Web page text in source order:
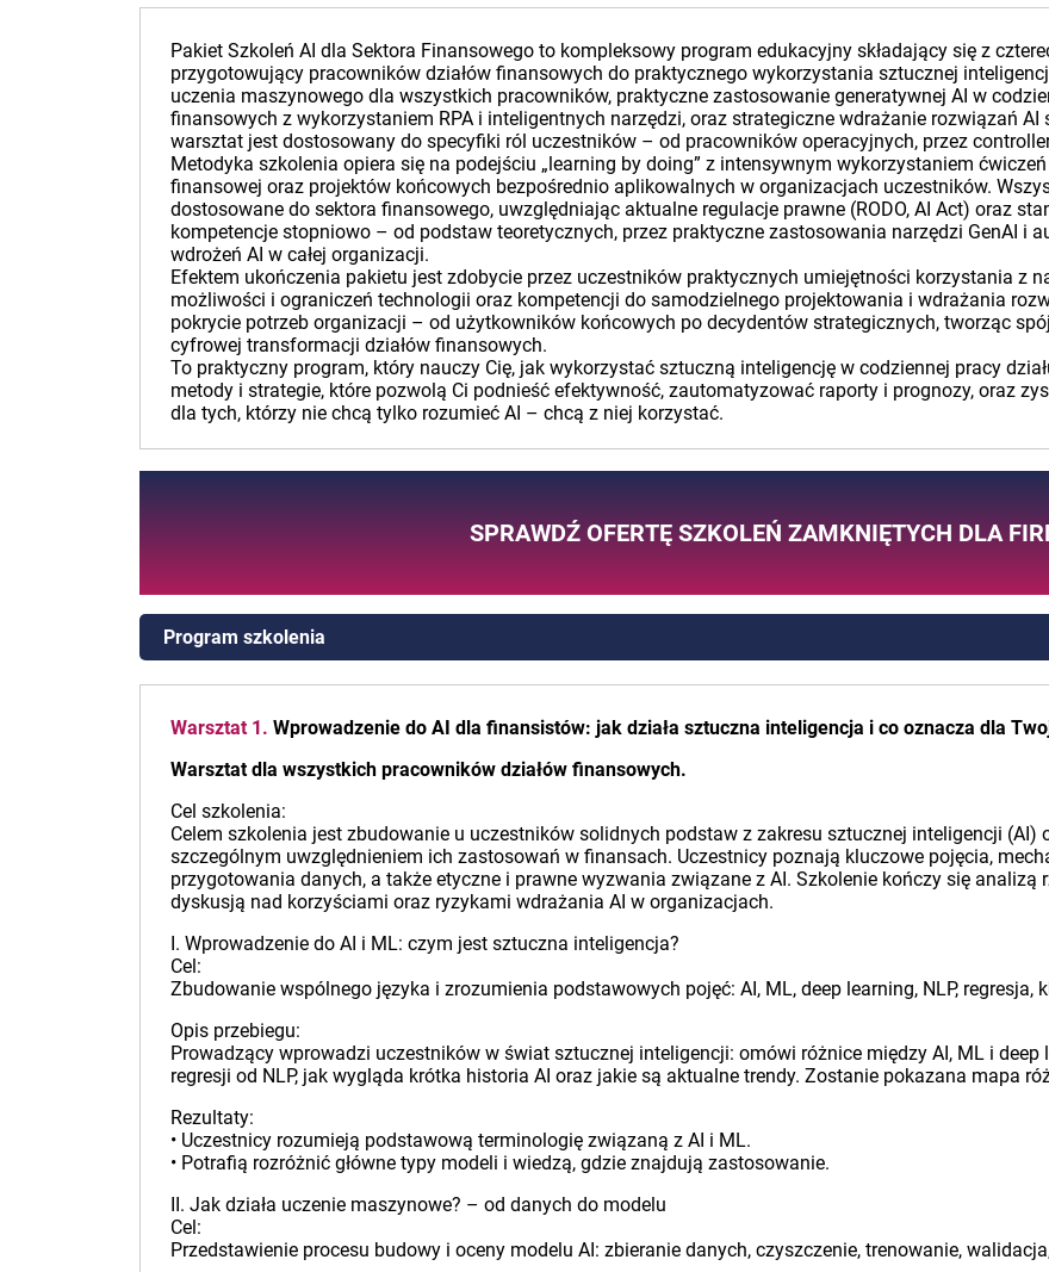
Pakiet Szkoleń AI dla Sektora Finansowego to kompleksowy program edukacyjny składający się z
przygotowujący pracowników działów finansowych do praktycznego wykorzystania sztucznej
uczenia maszynowego dla wszystkich pracowników, praktyczne zastosowanie generatywnej AI w
finansowych z wykorzystaniem RPA i inteligentnych narzędzi, oraz strategiczne wdrażanie rozwiązań
warsztat jest dostosowany do specyfiki ról uczestników – od pracowników operacyjnych, przez
Metodyka szkolenia opiera się na podejściu „learning by doing” z intensywnym wykorzystaniem
finansowej oraz projektów końcowych bezpośrednio aplikowalnych w organizacjach uczestników.
dostosowane do sektora finansowego, uwzględniając aktualne regulacje prawne (RODO, AI Act) oraz
kompetencje stopniowo – od podstaw teoretycznych, przez praktyczne zastosowania narzędzi GenAI i
wdrożeń AI w całej organizacji.
Efektem ukończenia pakietu jest zdobycie przez uczestników praktycznych umiejętności korzystania z
możliwości i ograniczeń technologii oraz kompetencji do samodzielnego projektowania i wdrażania
pokrycie potrzeb organizacji – od użytkowników końcowych po decydentów strategicznych, tworząc
cyfrowej transformacji działów finansowych.
To praktyczny program, który nauczy Cię, jak wykorzystać sztuczną inteligencję w codziennej pracy
metody i strategie, które pozwolą Ci podnieść efektywność, zautomatyzować raporty i prognozy, oraz
dla tych, którzy nie chcą tylko rozumieć AI – chcą z niej korzystać.
SPRAWDŹ OFERTĘ SZKOLEŃ ZAMKNIĘTYCH DLA
Program szkolenia
Warsztat 1. Wprowadzenie do AI dla finansistów: jak działa sztuczna inteligencja i co oznacza dla
Warsztat dla wszystkich pracowników działów finansowych.
Cel szkolenia:
Celem szkolenia jest zbudowanie u uczestników solidnych podstaw z zakresu sztucznej inteligencji (AI)
szczególnym uwzględnieniem ich zastosowań w finansach. Uczestnicy poznają kluczowe pojęcia,
przygotowania danych, a także etyczne i prawne wyzwania związane z AI. Szkolenie kończy się
dyskusją nad korzyściami oraz ryzykami wdrażania AI w organizacjach.
I. Wprowadzenie do AI i ML: czym jest sztuczna inteligencja?
Cel:
Zbudowanie wspólnego języka i zrozumienia podstawowych pojęć: AI, ML, deep learning, NLP, regresja,
Opis przebiegu:
Prowadzący wprowadzi uczestników w świat sztucznej inteligencji: omówi różnice między AI, ML i
regresji od NLP, jak wygląda krótka historia AI oraz jakie są aktualne trendy. Zostanie pokazana mapa
Rezultaty:
• Uczestnicy rozumieją podstawową terminologię związaną z AI i ML.
• Potrafią rozróżnić główne typy modeli i wiedzą, gdzie znajdują zastosowanie.
II. Jak działa uczenie maszynowe? – od danych do modelu
Cel:
Przedstawienie procesu budowy i oceny modelu AI: zbieranie danych, czyszczenie, trenowanie,